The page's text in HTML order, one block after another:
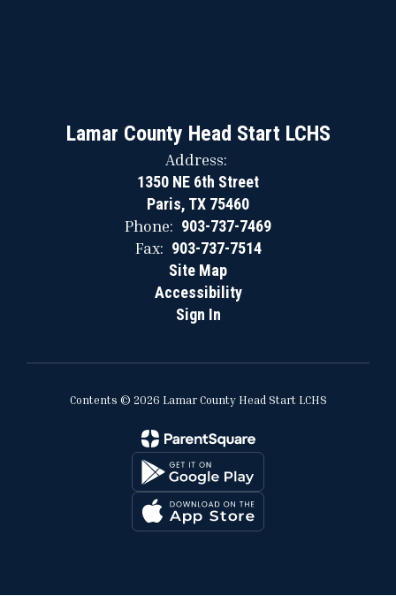
Lamar County Head Start LCHS
Address:
1350 NE 6th Street
Paris, TX 75460
Phone: 903-737-7469
Fax: 903-737-7514
Site Map
Accessibility
Sign In
Contents © 2026 Lamar County Head Start LCHS